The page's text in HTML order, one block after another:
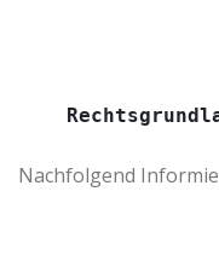
Nachfolgend